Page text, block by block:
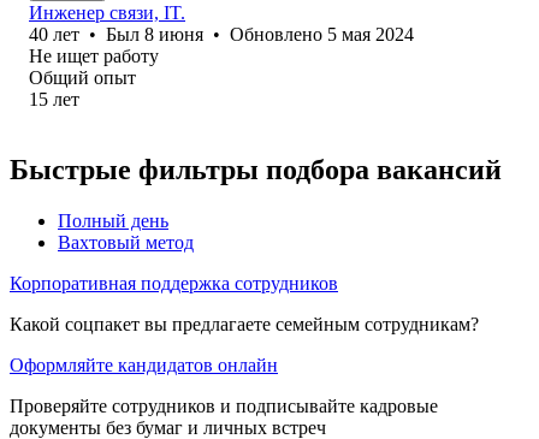
Инженер связи, IT.
40 лет • Был 8 июня • Обновлено 5 мая 2024
Не ищет работу
Общий опыт
15 лет
Быстрые фильтры подбора вакансий
Полный день
Вахтовый метод
Корпоративная поддержка сотрудников
Какой соцпакет вы предлагаете семейным сотрудникам?
Оформляйте кандидатов онлайн
Проверяйте сотрудников и подписывайте кадровые
документы без бумаг и личных встреч